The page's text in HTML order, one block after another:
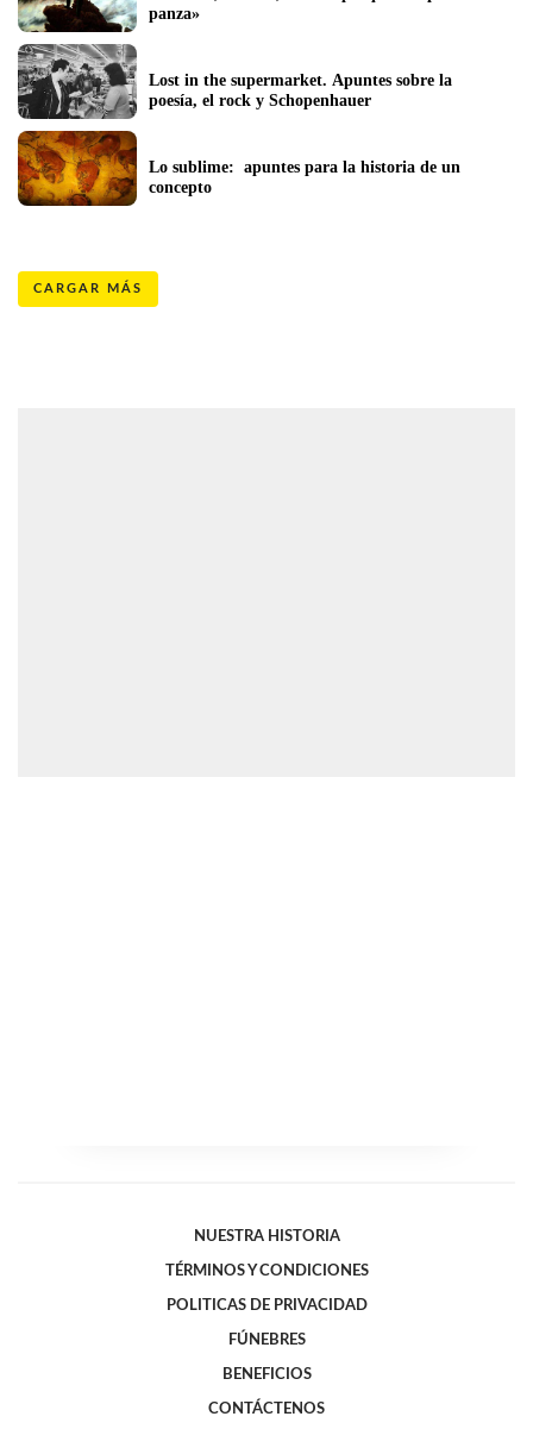
panza»
Lost in the supermarket. Apuntes sobre la
poesía, el rock y Schopenhauer
Lo sublime:  apuntes para la historia de un
concepto
CARGAR MÁS
NUESTRA HISTORIA
TÉRMINOS Y CONDICIONES
POLITICAS DE PRIVACIDAD
FÚNEBRES
BENEFICIOS
CONTÁCTENOS